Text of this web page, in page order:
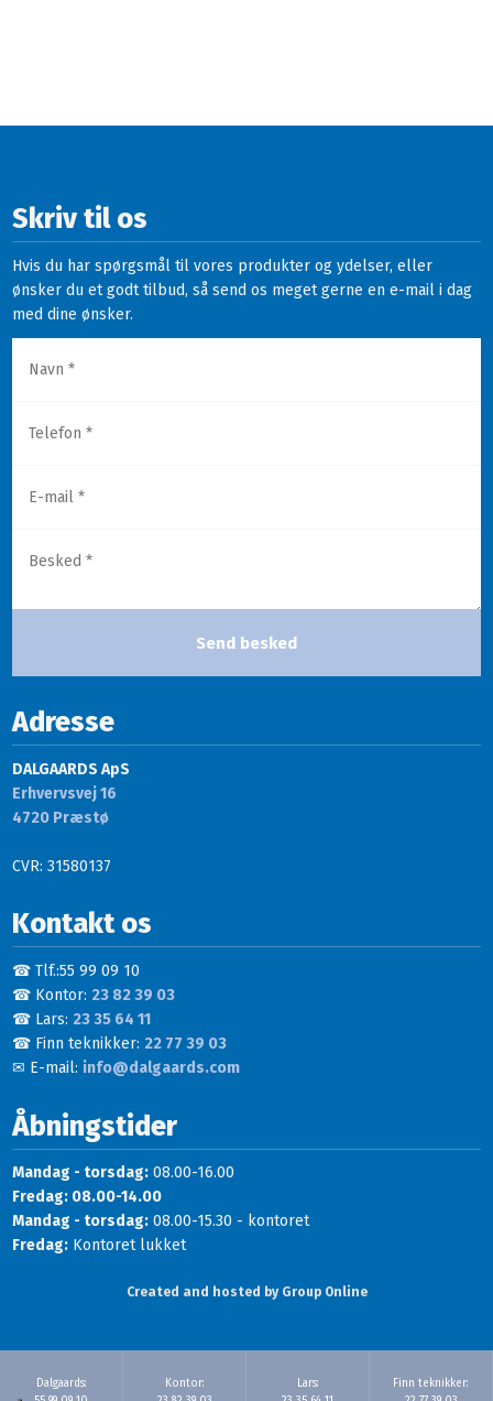
Dalgaards:
Kontor:
Lars:
Finn teknikker:
Skriv til os
Hvis du har spørgsmål til vores produkter og ydelser, eller
ønsker du et godt tilbud, så send os meget gerne en e-mail i dag
med dine ønsker.
Adresse
DALGAARDS ApS
Erhvervsvej 16
​4720 Præstø
CVR: 31580137
Kontakt os
☎ Tlf.:55 99 09 10
☎ Kontor: 23 82 39 03
☎ Lars: 23 35 64 11
☎ Finn teknikker: 22 77 39 03
✉ E-mail: info@dalgaards.com
Åbningstider
Mandag - torsdag:08.00-16.00
Fredag: 08.00-14.00
Mandag - torsdag:08.00-15.30 - kontoret
Fredag:Kontoret lukket
Created and hosted by Group Online